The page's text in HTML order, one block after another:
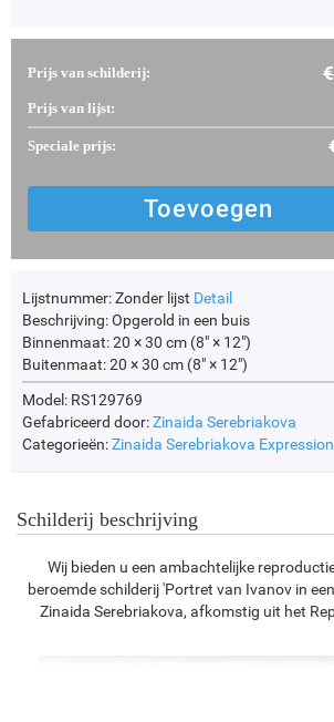
Prijs van schilderij: €
Prijs van lijst:
Speciale prijs:
Lijstnummer:Zonder lijst Detail
Beschrijving:Opgerold in een buis
Binnenmaat:20 × 30 cm (8" × 12")
Buitenmaat:20 × 30 cm (8" × 12")
Model: RS129769
Gefabriceerd door:Zinaida Serebriakova
Categorieën:Zinaida Serebriakova
Schilderij beschrijving
Wij bieden u een ambachtelijke
beroemde schilderij 'Portret van Ivanov in
Zinaida Serebriakova, afkomstig uit het